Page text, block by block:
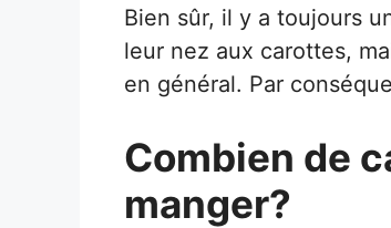
Bien sûr, il y a toujours
leur nez aux carottes,
en général. Par
Combien de
manger?